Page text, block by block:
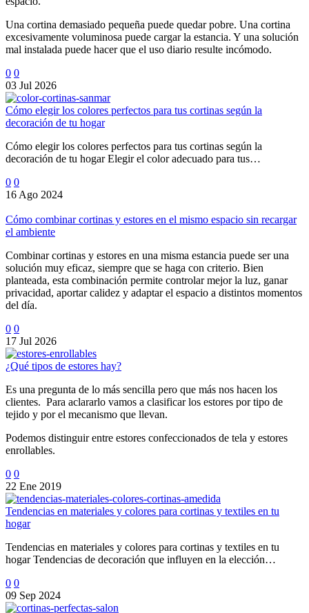
Una cortina demasiado pequeña puede quedar pobre. Una cortina
excesivamente voluminosa puede cargar la estancia. Y una solución
mal instalada puede hacer que el uso diario resulte incómodo.
0 0
03 Jul 2026
Cómo elegir los colores perfectos para tus cortinas según la
decoración de tu hogar
Cómo elegir los colores perfectos para tus cortinas según la
decoración de tu hogar Elegir el color adecuado para tus…
0 0
16 Ago 2024
Cómo combinar cortinas y estores en el mismo espacio sin recargar
el ambiente
Combinar cortinas y estores en una misma estancia puede ser una
solución muy eficaz, siempre que se haga con criterio. Bien
planteada, esta combinación permite controlar mejor la luz, ganar
privacidad, aportar calidez y adaptar el espacio a distintos momentos
del día.
0 0
17 Jul 2026
¿Qué tipos de estores hay?
Es una pregunta de lo más sencilla pero que más nos hacen los
clientes. Para aclararlo vamos a clasificar los estores por tipo de
tejido y por el mecanismo que llevan.
Podemos distinguir entre estores confeccionados de tela y estores
enrollables.
0 0
22 Ene 2019
Tendencias en materiales y colores para cortinas y textiles en tu
hogar
Tendencias en materiales y colores para cortinas y textiles en tu
hogar Tendencias de decoración que influyen en la elección…
0 0
09 Sep 2024